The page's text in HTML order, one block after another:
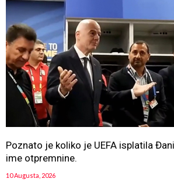
Poznato je koliko je UEFA isplatila
ime otpremnine.
10 Augusta, 2026